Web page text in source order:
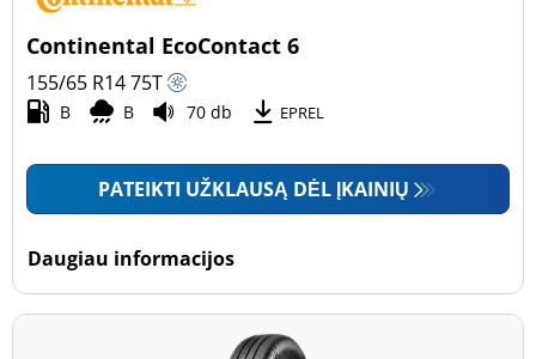
Mažas sunkvežimis (0)
Motociklas (0)
Padanga sustiprintomis sienelėmis
Continental EcoContact 6
155/65 R1475T
B B 70 db EPREL
PATEIKTI UŽKLAUSĄ DĖL ĮKAINIŲ
Daugiau informacijos